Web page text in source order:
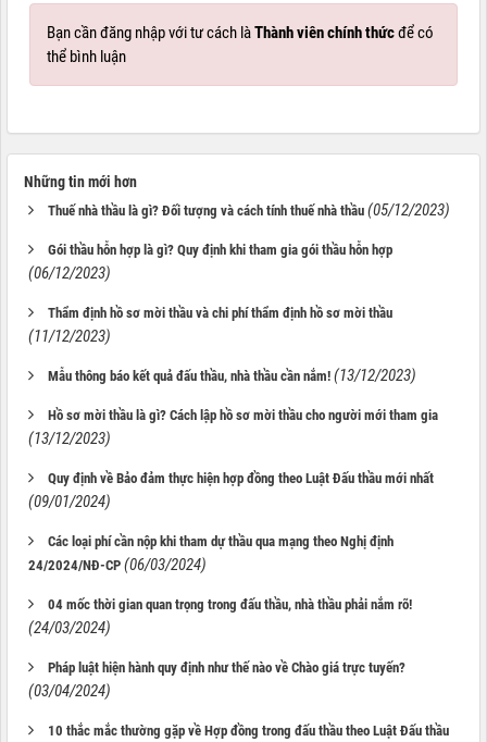
Bạn cần đăng nhập với tư cách làThành viên chính thứcđể có
thể bình luận
Những tin mới hơn
Thuế nhà thầu là gì? Đối tượng và cách tính thuế nhà thầu (05/12/2023)
Gói thầu hỗn hợp là gì? Quy định khi tham gia gói thầu hỗn hợp
(06/12/2023)
Thẩm định hồ sơ mời thầu và chi phí thẩm định hồ sơ mời thầu
(11/12/2023)
Mẫu thông báo kết quả đấu thầu, nhà thầu cần nắm! (13/12/2023)
Hồ sơ mời thầu là gì? Cách lập hồ sơ mời thầu cho người mới tham gia
(13/12/2023)
Quy định về Bảo đảm thực hiện hợp đồng theo Luật Đấu thầu mới nhất
(09/01/2024)
Các loại phí cần nộp khi tham dự thầu qua mạng theo Nghị định
24/2024/NĐ-CP (06/03/2024)
04 mốc thời gian quan trọng trong đấu thầu, nhà thầu phải nắm rõ!
(24/03/2024)
Pháp luật hiện hành quy định như thế nào về Chào giá trực tuyến?
(03/04/2024)
10 thắc mắc thường gặp về Hợp đồng trong đấu thầu theo Luật Đấu thầu